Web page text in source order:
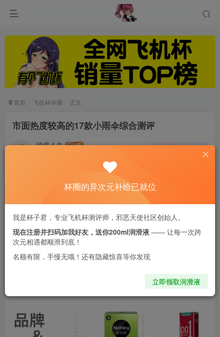
首页 飞机杯评测 正文
市面热度较高的17款小雨伞综合测评
游戏人生
我选择了一些知名品牌某宝销量排名靠前的一些小
雨伞，或者是最近风很大的，来测评是否好用。但
因为是属于我个人主观的判断，这样就不可能符合
所有人的使用感受。所以我会在微博抽两个盲盒
杯圈的异次元补给已就位
我是杯子君，专业飞机杯测评师，邪恶天使社区创始人。
现在注册并扫码加我好友，送你200ml润滑液 —— 让每一次跨
次元相遇都顺滑到底！
名额有限，手慢无哦！还有隐藏惊喜等你发现
立即领取润滑液